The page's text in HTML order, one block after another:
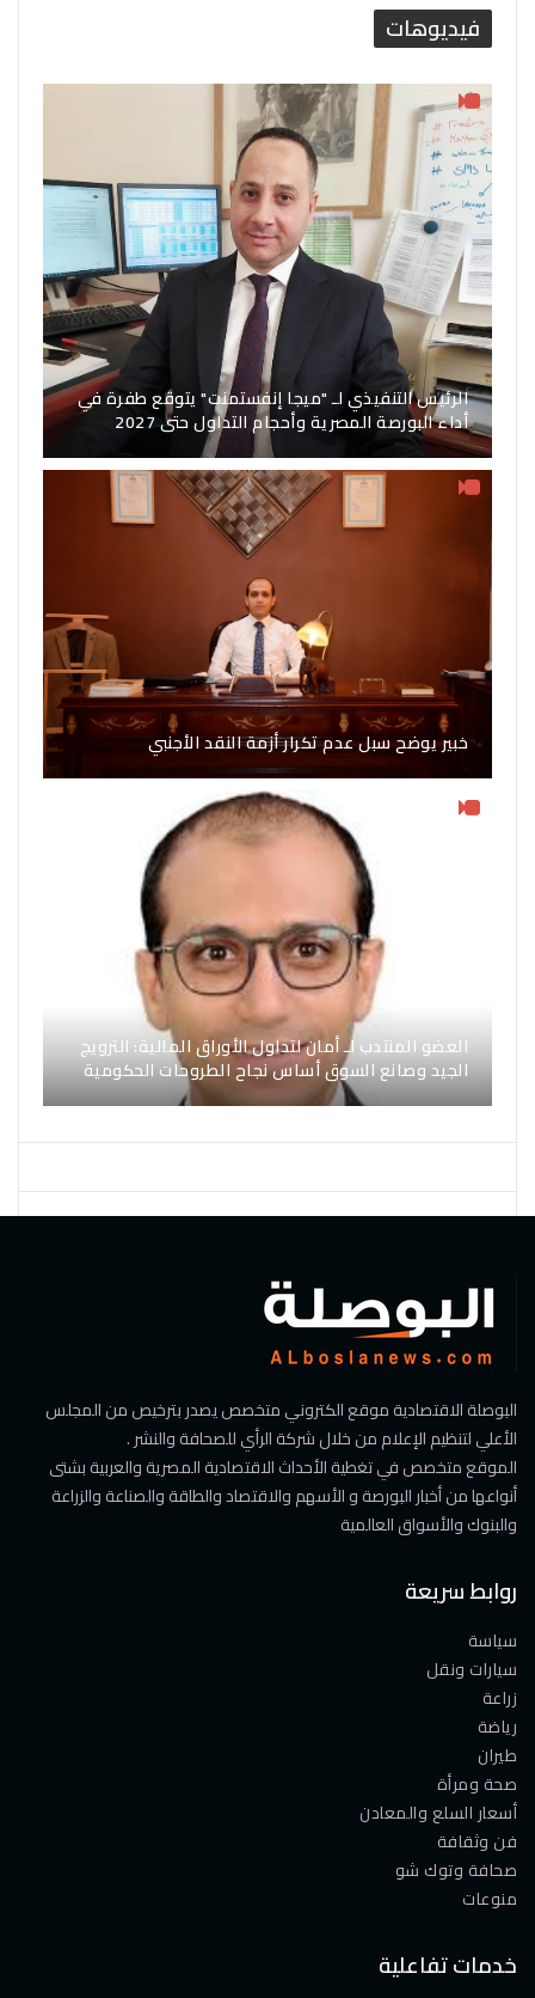
فيديوهات
الرئيس التنفيذي لـ "ميجا إنفستمنت" يتوقع طفرة في
أداء البورصة المصرية وأحجام التداول حتى 2027
خبير يوضح سبل عدم تكرار أزمة النقد الأجنبي
العضو المنتدب لـ أمان لتداول الأوراق المالية: الترويج
الجيد وصانع السوق أساس نجاح الطروحات الحكومية
البوصلة الاقتصادية موقع الكتروني متخصص يصدر بترخيص من المجلس
الأعلي لتنظيم الإعلام من خلال شركة الرأي للصحافة والنشر .
الموقع متخصص في تغطية الأحداث الاقتصادية المصرية والعربية بشتى
أنواعها من أخبار البورصة و الأسهم والاقتصاد والطاقة والصناعة والزراعة
والبنوك والأسواق العالمية
روابط سريعة
سياسة
سيارات ونقل
زراعة
رياضة
طيران
صحة ومرأة
أسعار السلع والمعادن
فن وثقافة
صحافة وتوك شو
منوعات
خدمات تفاعلية